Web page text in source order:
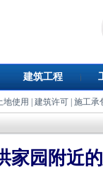
建筑工程
地使用 建筑许可 施工承
家园附近